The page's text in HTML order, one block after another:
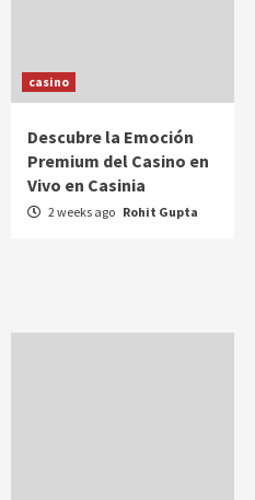
casino
Descubre la Emoción
Premium del Casino en
Vivo en Casinia
2 weeks ago Rohit Gupta